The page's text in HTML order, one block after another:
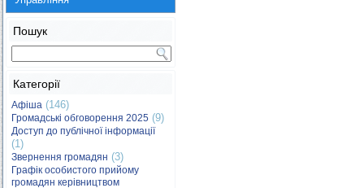
Пошук
Категорії
Афіша (146)
Громадські обговорення 2025 (9)
Доступ до публічної інформації
(1)
Звернення громадян (3)
Графік особистого прийому
громадян керівництвом